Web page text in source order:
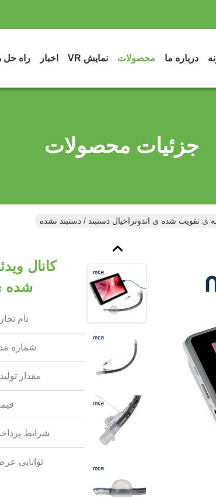
درباره ما محصولات نمایش VR اخبار راه حل
جزئیات محصولات
تقویت شده ی اندوتراخیال دستبند / دستبند نشده
کانال
شده
نام
شماره
مقدار
شرایط
توانایی